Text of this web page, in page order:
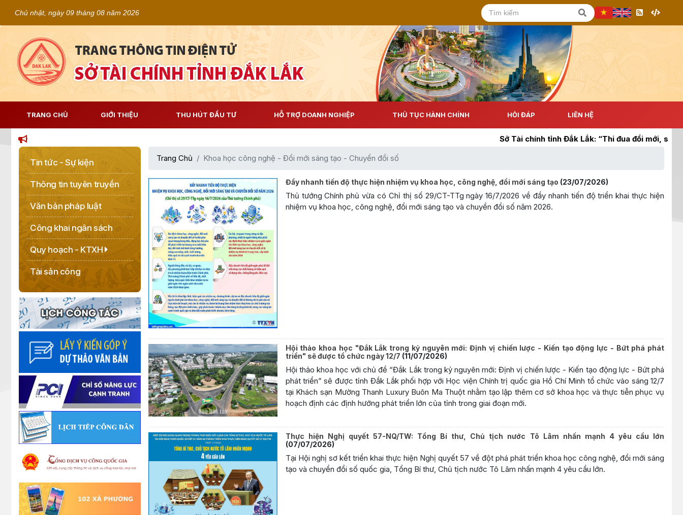
Chủ nhật, ngày 09 tháng 08 năm 2026
TRANG CHỦ GIỚI THIỆU THU HÚT ĐẦU TƯ HỖ TRỢ DOANH NGHIỆP THỦ TỤC HÀNH CHÍNH HỎI ĐÁP LIÊN HỆ
Sở Tài chính tỉnh Đắk Lắk: “Thi đua đổi mới, sáng tạo,
Tin tức - Sự kiện
Thông tin tuyên truyền
Văn bản pháp luật
Công khai ngân sách
Quy hoạch - KTXH
Tài sản công
Trang Chủ Khoa học công nghệ - Đổi mới sáng tạo - Chuyển đổi số
Đẩy nhanh tiến độ thực hiện nhiệm vụ khoa học, công nghệ, đổi mới sáng tạo (23/07/2026)
Thủ tướng Chính phủ vừa có Chỉ thị số 29/CT-TTg ngày 16/7/2026 về đẩy nhanh tiến độ triển khai thực hiện
nhiệm vụ khoa học, công nghệ, đổi mới sáng tạo và chuyển đổi số năm 2026.
Hội thảo khoa học "Đắk Lắk trong kỷ nguyên mới: Định vị chiến lược - Kiến tạo động lực - Bứt phá phát
triển" sẽ được tổ chức ngày 12/7 (11/07/2026)
Hội thảo khoa học với chủ đề “Đắk Lắk trong kỷ nguyên mới: Định vị chiến lược - Kiến tạo động lực - Bứt phá
phát triển” sẽ được tỉnh Đắk Lắk phối hợp với Học viện Chính trị quốc gia Hồ Chí Minh tổ chức vào sáng 12/7
tại Khách sạn Mường Thanh Luxury Buôn Ma Thuột nhằm tạo lập thêm cơ sở khoa học và thực tiễn phục vụ
hoạch định các định hướng phát triển lớn của tỉnh trong giai đoạn mới.
Thực hiện Nghị quyết 57-NQ/TW: Tổng Bí thư, Chủ tịch nước Tô Lâm nhấn mạnh 4 yêu cầu lớn
(07/07/2026)
Tại Hội nghị sơ kết triển khai thực hiện Nghị quyết 57 về đột phá phát triển khoa học công nghệ, đổi mới sáng
tạo và chuyển đổi số quốc gia, Tổng Bí thư, Chủ tịch nước Tô Lâm nhấn mạnh 4 yêu cầu lớn.